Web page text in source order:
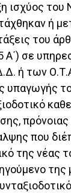
ισχύος του
ή
του
σε
ή των
υπαγωγής
πρόνοιας
που
της νέας
της